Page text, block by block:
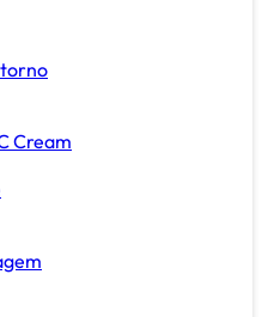
Cream